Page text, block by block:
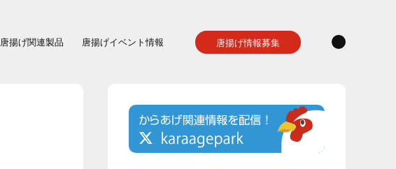
唐揚げ関連製品 唐揚げイベント情報 唐揚げ情報募集